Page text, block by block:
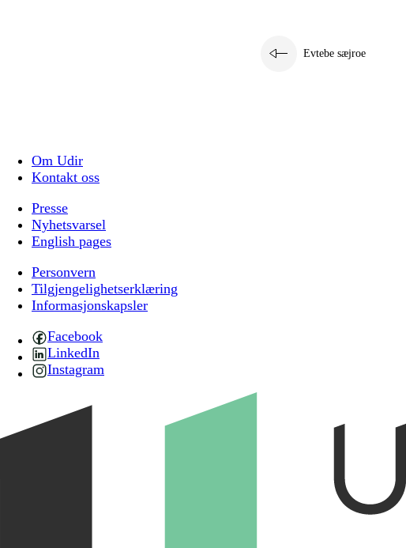
Evtebe sæjroe
Om Udir
Kontakt oss
Presse
Nyhetsvarsel
English pages
Personvern
Tilgjengelighetserklæring
Informasjonskapsler
Facebook
LinkedIn
Instagram